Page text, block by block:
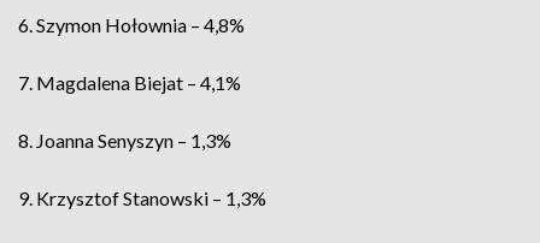
6. Szymon Hołownia – 4,8%
7. Magdalena Biejat – 4,1%
8. Joanna Senyszyn – 1,3%
9. Krzysztof Stanowski – 1,3%